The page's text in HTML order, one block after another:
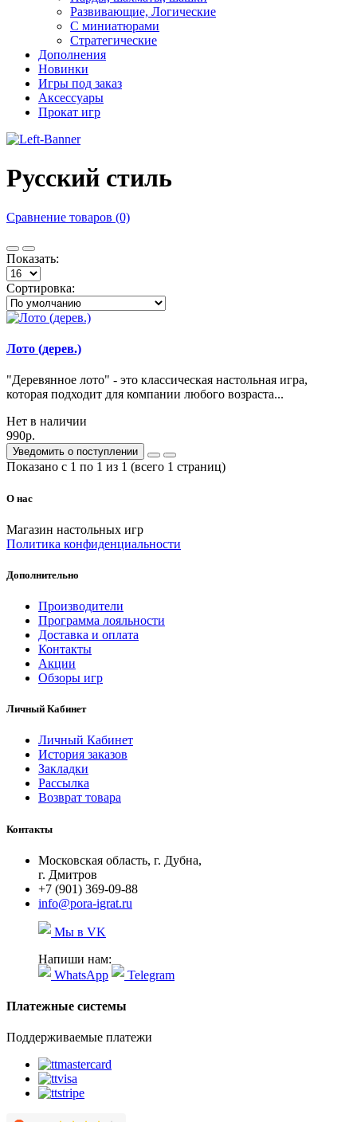
Развивающие, Логические
С миниатюрами
Стратегические
Дополнения
Новинки
Игры под заказ
Аксессуары
Прокат игр
Русский стиль
Сравнение товаров (0)
Показать:
Сортировка:
Лото (дерев.)
"Деревянное лото" - это классическая настольная игра,
которая подходит для компании любого возраста...
Нет в наличии
990р.
Уведомить о поступлении
Показано с 1 по 1 из 1 (всего 1 страниц)
О нас
Магазин настольных игр
Политика конфиденциальности
Дополнительно
Производители
Программа лояльности
Доставка и оплата
Контакты
Акции
Обзоры игр
Личный Кабинет
Личный Кабинет
История заказов
Закладки
Рассылка
Возврат товара
Контакты
Московская область, г. Дубна,
г. Дмитров
+7 (901) 369-09-88
info@pora-igrat.ru
Мы в VK
Напиши нам:
WhatsApp
Telegram
Платежные системы
Поддерживаемые платежи